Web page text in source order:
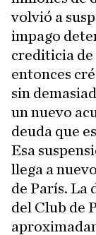
volvió a
impago
crediticia de
entonces
sin
un nuevo
deuda que
Esa
llega a
de París. La
del Club de